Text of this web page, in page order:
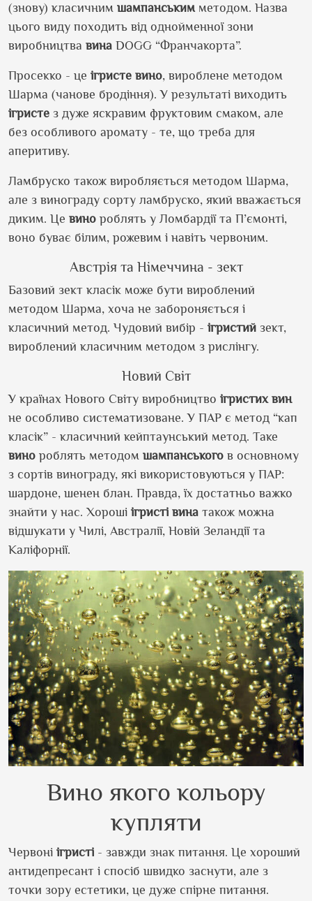
(знову) класичним шампанським методом. Назва
цього виду походить від однойменної зони
виробництва вина DOGG “Франчакорта”.
Просекко - це ігристе вино, вироблене методом
Шарма (чанове бродіння). У результаті виходить
ігристе з дуже яскравим фруктовим смаком, але
без особливого аромату - те, що треба для
аперитиву.
Ламбруско також виробляється методом Шарма,
але з винограду сорту ламбруско, який вважається
диким. Це вино роблять у Ломбардії та П’ємонті,
воно буває білим, рожевим і навіть червоним.
Австрія та Німеччина - зект
Базовий зект класік може бути вироблений
методом Шарма, хоча не забороняється і
класичний метод. Чудовий вибір - ігристий зект,
вироблений класичним методом з рислінгу.
Новий Світ
У країнах Нового Світу виробництво ігристих вин
не особливо систематизоване. У ПАР є метод “кап
класік” - класичний кейптаунський метод. Таке
вино роблять методом шампанського в основному
з сортів винограду, які використовуються у ПАР:
шардоне, шенен блан. Правда, їх достатньо важко
знайти у нас. Хороші ігристі вина також можна
відшукати у Чилі, Австралії, Новій Зеландії та
Каліфорнії.
Вино якого кольору
купляти
Червоні ігристі - завжди знак питання. Це хороший
антидепресант і спосіб швидко заснути, але з
точки зору естетики, це дуже спірне питання.